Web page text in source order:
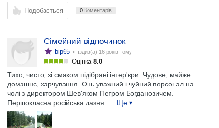
Подобається 0 Коментарів
Сімейний відпочинок
bip65 • їздив(а) 16 років тому
Оцінка 8.0
Тихо, чисто, зі смаком підібрані інтер'єри. Чудове, майже
домашнє, харчування. Онь уважний і чуйний персонал на
чолі з директором Шев'яком Петром Богдановичем.
Першокласна російська лазня.
… Ще ▾